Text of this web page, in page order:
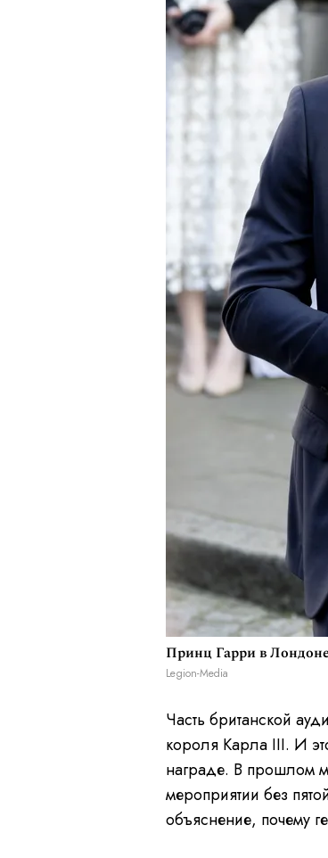
Принц Гарри в
Legion-Media
Часть британской
короля Карла III. И
награде. В прошлом
мероприятии без
объяснение, почему